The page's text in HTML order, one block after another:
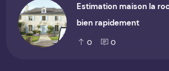
Estimation maison la
bien rapidement
0 0